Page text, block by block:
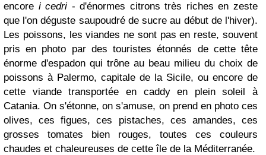
encore i cedri - d'énormes citrons très riches en zeste
que l'on déguste saupoudré de sucre au début de l'hiver).
Les poissons, les viandes ne sont pas en reste, souvent
pris en photo par des touristes étonnés de cette tête
énorme d'espadon qui trône au beau milieu du choix de
poissons à Palermo, capitale de la Sicile, ou encore de
cette viande transportée en caddy en plein soleil à
Catania. On s'étonne, on s'amuse, on prend en photo ces
olives, ces figues, ces pistaches, ces amandes, ces
grosses tomates bien rouges, toutes ces couleurs
chaudes et chaleureuses de cette île de la Méditerranée.